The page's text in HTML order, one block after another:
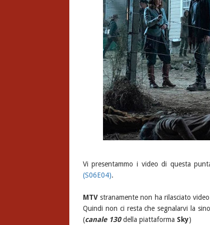
Vi presentammo i video di questa
(S06E04).
MTVstranamente non ha rilasciato
Quindi non ci resta che segnalarvi la
(canale 130della piattaforma Sky)